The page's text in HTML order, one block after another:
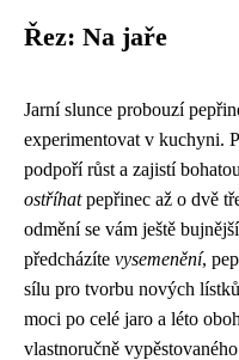
Řez: Na jaře
Jarní slunce probouzí
experimentovat v kuchyni.
podpoří růst a zajistí
ostříhatpepřinec až o dvě
odmění se vám ještě
předcházíte vysemenění,
sílu pro tvorbu nových
moci po celé jaro a léto
vlastnoručně